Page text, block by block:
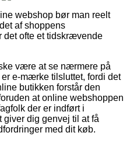
webshop bør man reelt
af shoppens
det ofte et tidskrævende
være at se nærmere på
e-mærke tilsluttet, fordi det
butikken forstår den
at online webshoppen
der er indført i
dig genvej til at få
med dit køb.